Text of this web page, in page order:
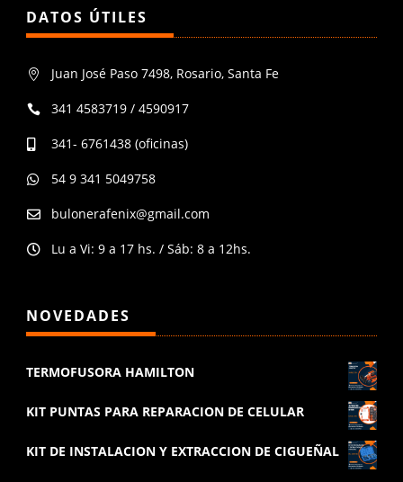
DATOS ÚTILES
 Juan José Paso 7498, Rosario, Santa Fe
 341 4583719 / 4590917
 341- 6761438 (oficinas)
 54 9 341 5049758
 bulonerafenix@gmail.com
 Lu a Vi: 9 a 17 hs. / Sáb: 8 a 12hs.
NOVEDADES
TERMOFUSORA HAMILTON
KIT PUNTAS PARA REPARACION DE CELULAR
KIT DE INSTALACION Y EXTRACCION DE CIGUEÑAL